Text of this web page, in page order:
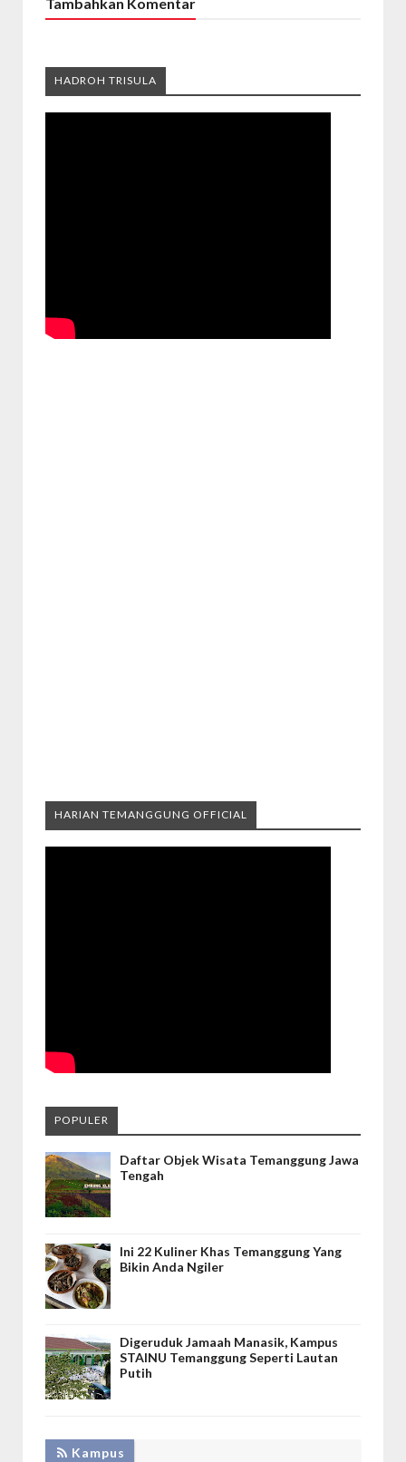
HADROH TRISULA
HARIAN TEMANGGUNG OFFICIAL
POPULER
Daftar Objek Wisata Temanggung Jawa
Tengah
Ini 22 Kuliner Khas Temanggung Yang
Bikin Anda Ngiler
Digeruduk Jamaah Manasik, Kampus
STAINU Temanggung Seperti Lautan
Putih
Kampus